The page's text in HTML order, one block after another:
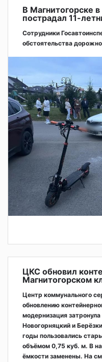
В Магнитогорске
пострадал 11-
Сотрудники
обстоятельства
ЦКС обновил
Магнитогорском
Центр коммунального
обновлению
модернизация
Новогорняцкий и
годы пользовались
объёмом 0,75 куб. м. В
ёмкости заменены. На